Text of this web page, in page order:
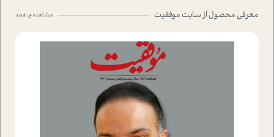
معرفی محصول از سایت موفقیت مشاهده ی همه